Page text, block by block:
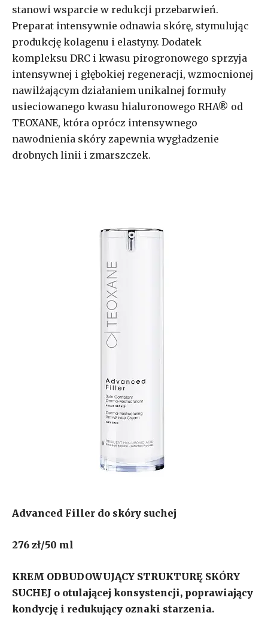
stanowi wsparcie w redukcji przebarwień.
Preparat intensywnie odnawia skórę, stymulując
produkcję kolagenu i elastyny. Dodatek
kompleksu DRC i kwasu pirogronowego sprzyja
intensywnej i głębokiej regeneracji, wzmocnionej
nawilżającym działaniem unikalnej formuły
usieciowanego kwasu hialuronowego RHA® od
TEOXANE, która oprócz intensywnego
nawodnienia skóry zapewnia wygładzenie
drobnych linii i zmarszczek.
Advanced Filler do skóry suchej
276 zł/50 ml
KREM ODBUDOWUJĄCY STRUKTURĘ SKÓRY
SUCHEJ o otulającej konsystencji, poprawiający
kondycję i redukujący oznaki starzenia.